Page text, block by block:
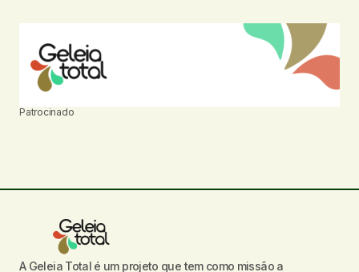
Patrocinado
A Geleia Total é um projeto que tem como missão a